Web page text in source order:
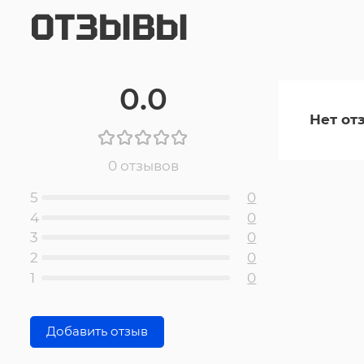
ОТЗЫВЫ
0.0
0 отзывов
5
0
4
0
3
0
2
0
1
0
Добавить отзыв
Нет